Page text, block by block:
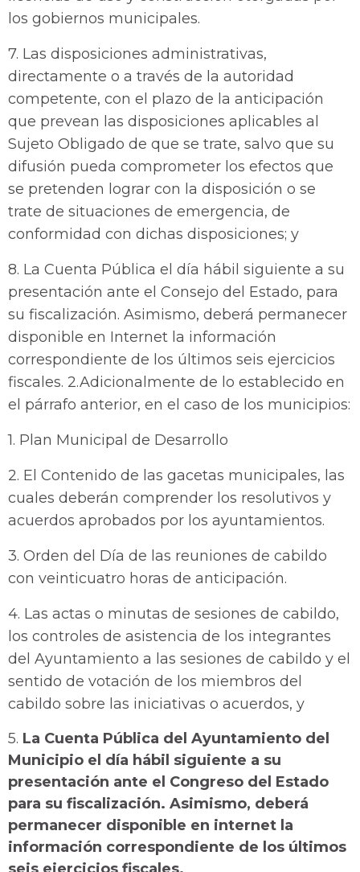
los gobiernos municipales.
7. Las disposiciones administrativas,
directamente o a través de la autoridad
competente, con el plazo de la anticipación
que prevean las disposiciones aplicables al
Sujeto Obligado de que se trate, salvo que su
difusión pueda comprometer los efectos que
se pretenden lograr con la disposición o se
trate de situaciones de emergencia, de
conformidad con dichas disposiciones; y
8. La Cuenta Pública el día hábil siguiente a su
presentación ante el Consejo del Estado, para
su fiscalización. Asimismo, deberá permanecer
disponible en Internet la información
correspondiente de los últimos seis ejercicios
fiscales. 2.Adicionalmente de lo establecido en
el párrafo anterior, en el caso de los municipios:
1. Plan Municipal de Desarrollo
2. El Contenido de las gacetas municipales, las
cuales deberán comprender los resolutivos y
acuerdos aprobados por los ayuntamientos.
3. Orden del Día de las reuniones de cabildo
con veinticuatro horas de anticipación.
4. Las actas o minutas de sesiones de cabildo,
los controles de asistencia de los integrantes
del Ayuntamiento a las sesiones de cabildo y el
sentido de votación de los miembros del
cabildo sobre las iniciativas o acuerdos, y
5. La Cuenta Pública del Ayuntamiento del
Municipio el día hábil siguiente a su
presentación ante el Congreso del Estado
para su fiscalización. Asimismo, deberá
permanecer disponible en internet la
información correspondiente de los últimos